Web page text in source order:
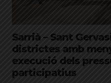
Sarrià – Sant
districtes amb
execució dels
participatius